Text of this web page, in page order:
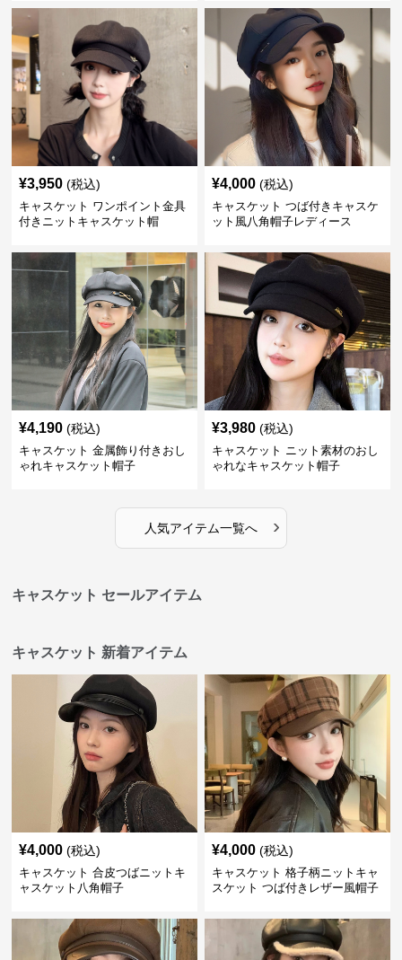
¥3,950 (税込)
キャスケット ワンポイント金具
付きニットキャスケット帽
¥4,000 (税込)
キャスケット つば付きキャスケ
ット風八角帽子レディース
¥4,190 (税込)
キャスケット 金属飾り付きおし
ゃれキャスケット帽子
¥3,980 (税込)
キャスケット ニット素材のおし
ゃれなキャスケット帽子
人気アイテム一覧へ ›
キャスケット セールアイテム
キャスケット 新着アイテム
¥4,000 (税込)
キャスケット 合皮つばニットキ
ャスケット八角帽子
¥4,000 (税込)
キャスケット 格子柄ニットキャ
スケット つば付きレザー風帽子